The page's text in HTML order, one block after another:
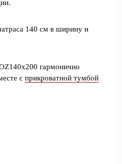
140 см в ширину и
гармонично
с прикроватной тумбой